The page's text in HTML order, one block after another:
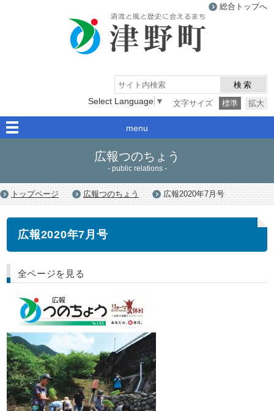
総合トップへ
検索
文字サイズ
標準 拡大
Select Language ▼
menu
広報つのちょう
- public relations -
トップページ 広報つのちょう 広報2020年7月号
広報2020年7月号
全ページを見る